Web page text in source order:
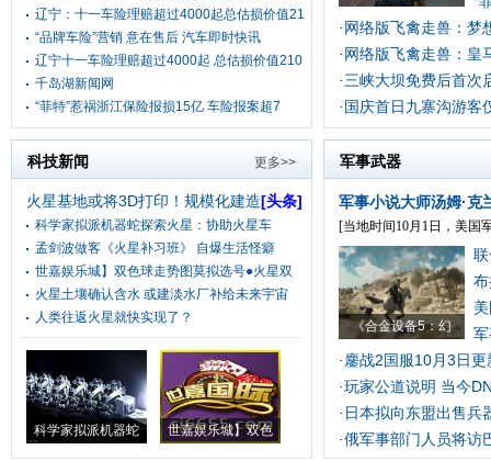
辽宁：十一车险理赔超过4000起总估损价值21
“品牌车险”营销 意在售后 汽车即时快讯
辽宁十一车险理赔超过4000起 总估损价值210
千岛湖新闻网
“菲特”惹祸浙江保险报损15亿 车险报案超7
· 网络版飞禽走兽：梦
· 网络版飞禽走兽：皇
· 三峡大坝免费后首次
· 国庆首日九寨沟游客
科技新闻 更多>>
火星基地或将3D打印！规模化建造[头条]
科学家拟派机器蛇探索火星：协助火星车
孟剑波做客《火星补习班》 自爆生活怪癖
世嘉娱乐城】双色球走势图莫拟选号●火星双
火星土壤确认含水 或建淡水厂补给未来宇宙
人类往返火星就快实现了？
科学家拟派机器蛇 世嘉娱乐城】双色
军事武器
军事小说大师汤姆·克
[当地时间10月1日，美国
《合金设备5：幻
· 鏖战2国服10月3日更
·玩家公道说明 当今
· 日本拟向东盟出售兵
·俄军事部门人员将访